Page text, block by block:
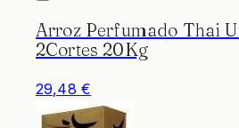
Arroz Perfumado Thai
2Cortes 20Kg
29,48 €